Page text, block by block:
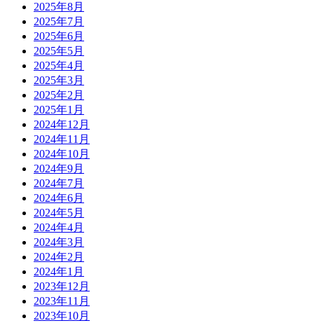
2025年8月
2025年7月
2025年6月
2025年5月
2025年4月
2025年3月
2025年2月
2025年1月
2024年12月
2024年11月
2024年10月
2024年9月
2024年7月
2024年6月
2024年5月
2024年4月
2024年3月
2024年2月
2024年1月
2023年12月
2023年11月
2023年10月